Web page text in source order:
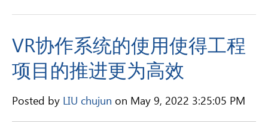
VR协作系统的使用使得工程
项目的推进更为高效
Posted by LIU chujun on May 9, 2022 3:25:05 PM